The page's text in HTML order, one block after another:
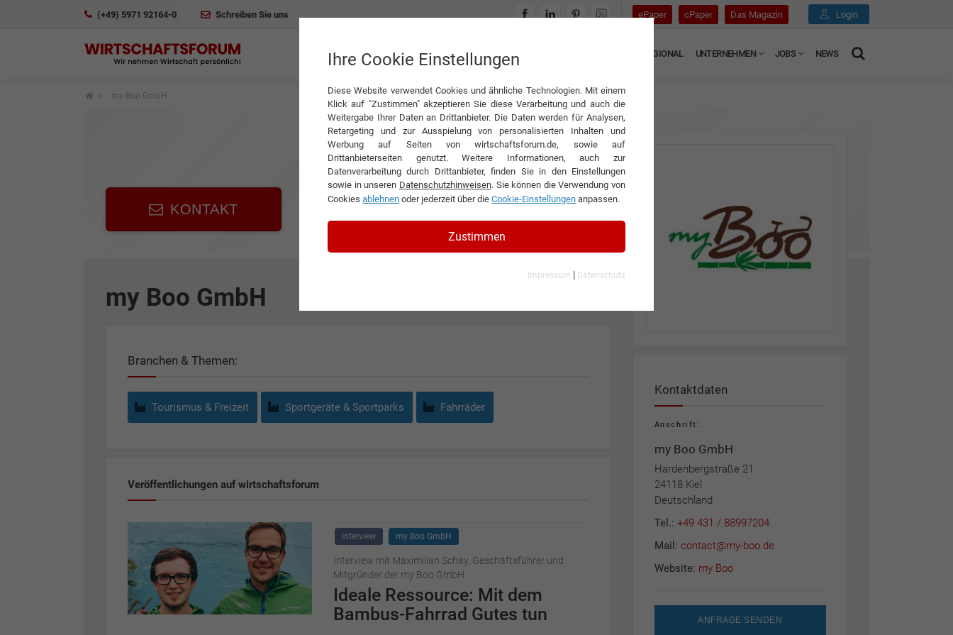
(+49) 5971 92164-0 Schreiben Sie uns ePaper cPaper Das Magazin Login
INTERVIEWS REGIONAL UNTERNEHMEN JOBS NEWS
my Boo GmbH
KONTAKT
my Boo GmbH
Branchen & Themen:
Tourismus & Freizeit Sportgeräte & Sportparks Fahrräder
Veröffentlichungen auf wirtschaftsforum
Interview my Boo GmbH
Interview mit Maximilian Schay, Geschäftsführer und
Mitgründer der my Boo GmbH
Ideale Ressource: Mit dem
Bambus-Fahrrad Gutes tun
Kontaktdaten
Anschrift:
my Boo GmbH
Hardenbergstraße 21
24118 Kiel
Deutschland
Tel.: +49 431 / 88997204
Mail: contact@my-boo.de
Website: my Boo
ANFRAGE SENDEN
Ihre Cookie Einstellungen
Diese Website verwendet Cookies und ähnliche Technologien. Mit einem
Klick auf "Zustimmen" akzeptieren Sie diese Verarbeitung und auch die
Weitergabe Ihrer Daten an Drittanbieter. Die Daten werden für Analysen,
Retargeting und zur Ausspielung von personalisierten Inhalten und
Werbung auf Seiten von wirtschaftsforum.de, sowie auf
Drittanbieterseiten genutzt. Weitere Informationen, auch zur
Datenverarbeitung durch Drittanbieter, finden Sie in den Einstellungen
sowie in unseren Datenschutzhinweisen. Sie können die Verwendung von
Cookies ablehnen oder jederzeit über die Cookie-Einstellungen anpassen.
Zustimmen
Impressum | Datenschutz